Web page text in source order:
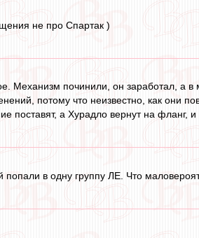
не про Спартак )
Механизм починили, он заработал, а в
потому что неизвестно, как они
поставят, а Хурадло вернут на фланг,
попали в одну группу ЛЕ. Что